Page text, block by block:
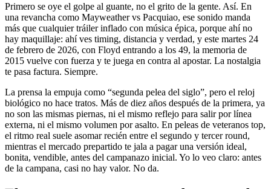
Primero se oye el golpe al guante, no el grito de la gente. Así. En
una revancha como Mayweather vs Pacquiao, ese sonido manda
más que cualquier tráiler inflado con música épica, porque ahí no
hay maquillaje: ahí ves timing, distancia y verdad, y este martes 24
de febrero de 2026, con Floyd entrando a los 49, la memoria de
2015 vuelve con fuerza y te juega en contra al apostar. La nostalgia
te pasa factura. Siempre.
La prensa la empuja como “segunda pelea del siglo”, pero el reloj
biológico no hace tratos. Más de diez años después de la primera, ya
no son las mismas piernas, ni el mismo reflejo para salir por línea
externa, ni el mismo volumen por asalto. En peleas de veteranos top,
el ritmo real suele asomar recién entre el segundo y tercer round,
mientras el mercado prepartido te jala a pagar una versión ideal,
bonita, vendible, antes del campanazo inicial. Yo lo veo claro: antes
de la campana, casi no hay valor. No da.